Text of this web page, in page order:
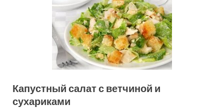
Капустный салат с ветчиной и
сухариками